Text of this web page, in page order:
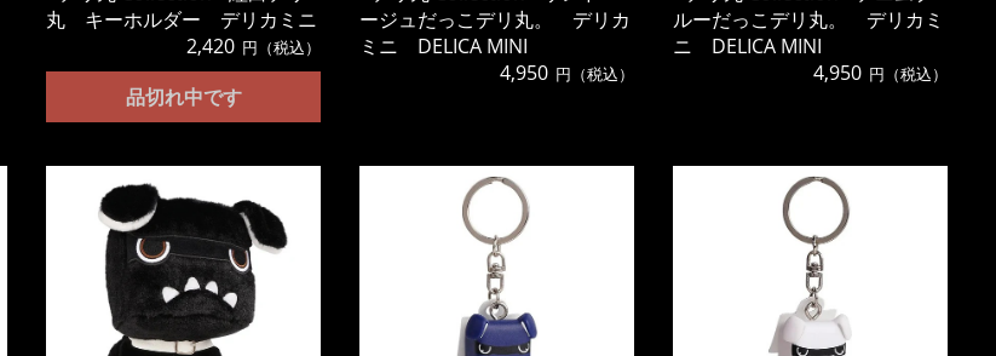
丸 キーホルダー デリカミニ
2,420 円（税込）
品切れ中です
ージュだっこデリ丸。 デリカ
ミニ DELICA MINI
4,950 円（税込）
ルーだっこデリ丸。 デリカミ
ニ DELICA MINI
4,950 円（税込）